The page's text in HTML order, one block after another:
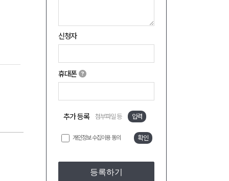
신청자
휴대폰
추가 등록 첨부파일 등 입력
개인정보 수집이용 동의 확인
등록하기